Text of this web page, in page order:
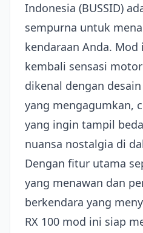
Indonesia (BUSSID)
sempurna untuk
kendaraan Anda.
kembali sensasi
dikenal dengan
yang mengagumkan,
yang ingin tampil
nuansa nostalgia di
Dengan fitur utama
yang menawan dan
berkendara yang
RX 100 mod ini siap